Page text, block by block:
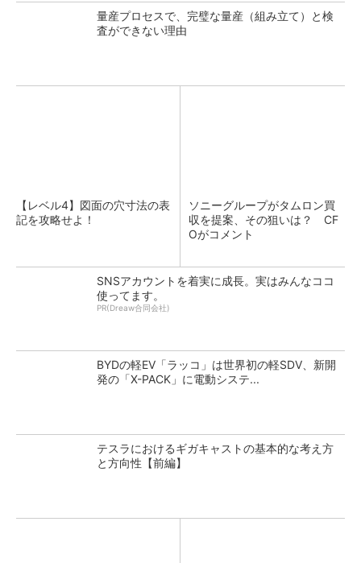
量産プロセスで、完璧な量産（組み立て）と検
査ができない理由
【レベル4】図面の穴寸法の表
記を攻略せよ！
ソニーグループがタムロン買
収を提案、その狙いは？ CF
Oがコメント
SNSアカウントを着実に成長。実はみんなココ
使ってます。
PR(Dreaw合同会社)
BYDの軽EV「ラッコ」は世界初の軽SDV、新開
発の「X-PACK」に電動システ...
テスラにおけるギガキャストの基本的な考え方
と方向性【前編】